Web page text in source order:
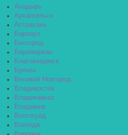
Анадырь
Архангельск
Астрахань
Барнаул
Белгород
Биробиджан
Благовещенск
Брянск
Великий Новгород
Владивосток
Владикавказ
Владимир
Волгоград
Вологда